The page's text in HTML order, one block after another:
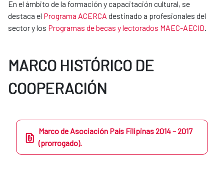
En el ámbito de la formación y capacitación cultural, se
destaca el Programa ACERCA destinado a profesionales del
sector y los Programas de becas y lectorados MAEC-AECID.
MARCO HISTÓRICO DE
COOPERACIÓN
Marco de Asociación País Filipinas 2014 – 2017
(prorrogado).